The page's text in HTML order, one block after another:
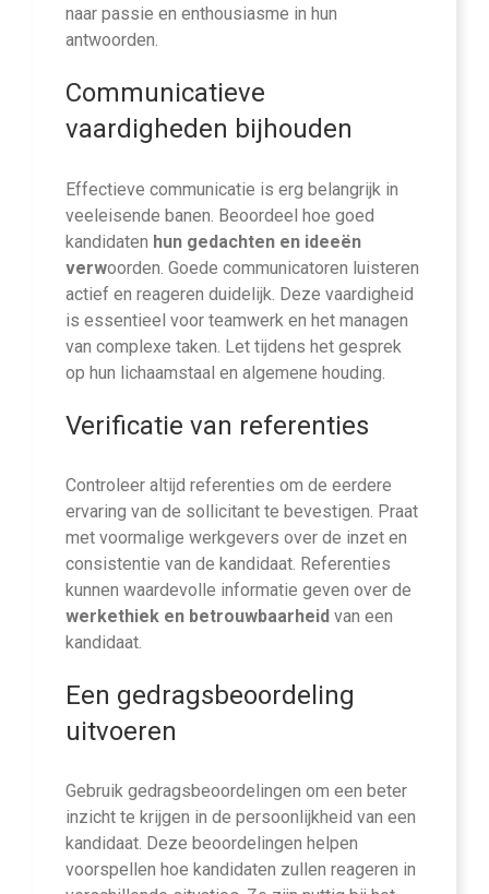
naar passie en enthousiasme in hun
antwoorden.
Communicatieve
vaardigheden bijhouden
Effectieve communicatie is erg belangrijk in
veeleisende banen. Beoordeel hoe goed
kandidaten hun gedachten en ideeën
verwoorden. Goede communicatoren luisteren
actief en reageren duidelijk. Deze vaardigheid
is essentieel voor teamwerk en het managen
van complexe taken. Let tijdens het gesprek
op hun lichaamstaal en algemene houding.
Verificatie van referenties
Controleer altijd referenties om de eerdere
ervaring van de sollicitant te bevestigen. Praat
met voormalige werkgevers over de inzet en
consistentie van de kandidaat. Referenties
kunnen waardevolle informatie geven over de
werkethiek en betrouwbaarheid van een
kandidaat.
Een gedragsbeoordeling
uitvoeren
Gebruik gedragsbeoordelingen om een beter
inzicht te krijgen in de persoonlijkheid van een
kandidaat. Deze beoordelingen helpen
voorspellen hoe kandidaten zullen reageren in